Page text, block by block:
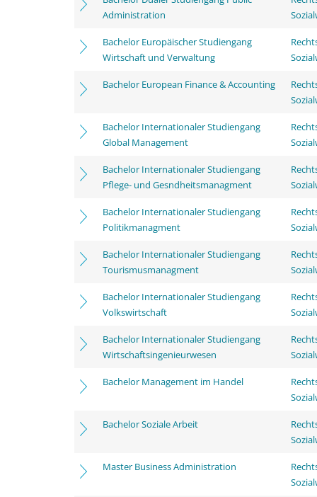
Administration
Bachelor Europäischer Studiengang
Wirtschaft und Verwaltung
Bachelor European Finance & Accounting
Bachelor Internationaler Studiengang
Global Management
Bachelor Internationaler Studiengang
Pflege- und Gesndheitsmanagment
Bachelor Internationaler Studiengang
Politikmanagment
Bachelor Internationaler Studiengang
Tourismusmanagment
Bachelor Internationaler Studiengang
Volkswirtschaft
Bachelor Internationaler Studiengang
Wirtschaftsingenieurwesen
Bachelor Management im Handel
Bachelor Soziale Arbeit
Master Business Administration